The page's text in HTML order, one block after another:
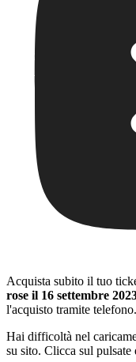
Acquista subito il tuo
rose il 16 settembre
l'acquisto tramite telefono.
Hai difficoltà nel
su sito. Clicca sul pulsate